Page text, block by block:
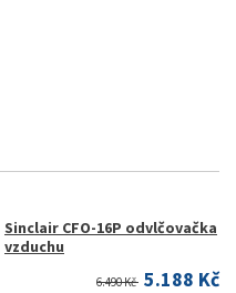
Sinclair CFO-16P odvlčovačka
vzduchu
6.490 Kč 5.188 Kč